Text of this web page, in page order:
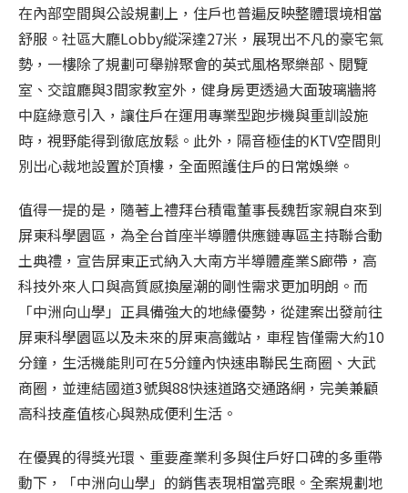
在內部空間與公設規劃上，住戶也普遍反映整體環境相當
舒服。社區大廳Lobby縱深達27米，展現出不凡的豪宅氣
勢，一樓除了規劃可舉辦聚會的英式風格聚樂部、閱覽
室、交誼廳與3間家教室外，健身房更透過大面玻璃牆將
中庭綠意引入，讓住戶在運用專業型跑步機與重訓設施
時，視野能得到徹底放鬆。此外，隔音極佳的KTV空間則
別出心裁地設置於頂樓，全面照護住戶的日常娛樂。
值得一提的是，隨著上禮拜台積電董事長魏哲家親自來到
屏東科學園區，為全台首座半導體供應鏈專區主持聯合動
土典禮，宣告屏東正式納入大南方半導體產業S廊帶，高
科技外來人口與高質感換屋潮的剛性需求更加明朗。而
「中洲向山學」正具備強大的地緣優勢，從建案出發前往
屏東科學園區以及未來的屏東高鐵站，車程皆僅需大約10
分鐘，生活機能則可在5分鐘內快速串聯民生商圈、大武
商圈，並連結國道3號與88快速道路交通路網，完美兼顧
高科技產值核心與熟成便利生活。
在優異的得獎光環、重要產業利多與住戶好口碑的多重帶
動下，「中洲向山學」的銷售表現相當亮眼。全案規劃地